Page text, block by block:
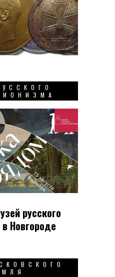
русского
Новгороде